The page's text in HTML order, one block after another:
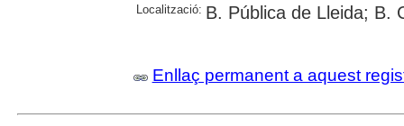
Localització: B. Pública de Lleida; B.
Enllaç permanent a aquest